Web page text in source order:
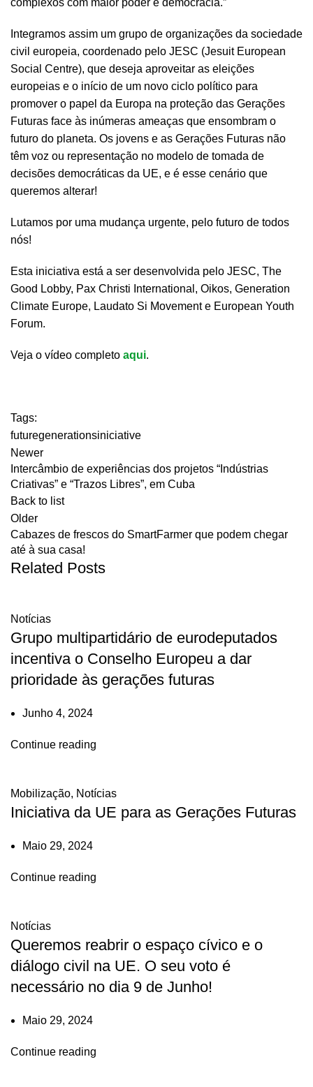
complexos com maior poder e democracia.”
Integramos assim um grupo de organizações da sociedade
civil europeia, coordenado pelo JESC (Jesuit European
Social Centre), que deseja aproveitar as eleições
europeias e o início de um novo ciclo político para
promover o papel da Europa na proteção das Gerações
Futuras face às inúmeras ameaças que ensombram o
futuro do planeta. Os jovens e as Gerações Futuras não
têm voz ou representação no modelo de tomada de
decisões democráticas da UE, e é esse cenário que
queremos alterar!
Lutamos por uma mudança urgente, pelo futuro de todos
nós!
Esta iniciativa está a ser desenvolvida pelo JESC, The
Good Lobby, Pax Christi International, Oikos, Generation
Climate Europe, Laudato Si Movement e European Youth
Forum.
Veja o vídeo completo aqui.
Tags:
futuregenerationsiniciative
Newer
Intercâmbio de experiências dos projetos “Indústrias
Criativas” e “Trazos Libres”, em Cuba
Back to list
Older
Cabazes de frescos do SmartFarmer que podem chegar
até à sua casa!
Related Posts
Notícias
Grupo multipartidário de eurodeputados
incentiva o Conselho Europeu a dar
prioridade às gerações futuras
Junho 4, 2024
Continue reading
Mobilização, Notícias
Iniciativa da UE para as Gerações Futuras
Maio 29, 2024
Continue reading
Notícias
Queremos reabrir o espaço cívico e o
diálogo civil na UE. O seu voto é
necessário no dia 9 de Junho!
Maio 29, 2024
Continue reading